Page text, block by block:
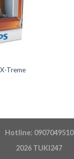
Wishlist
Treme
Hotline: 0907049510
2026 TUKI247